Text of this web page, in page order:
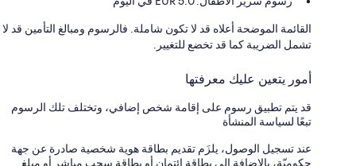
القائمة الموضحة أعلاه قد لا تكون شاملة. فالرسوم ومبالغ التأمين قد لا
تشمل الضريبة كما قد تخضع للتغيير.
أمور يتعين عليك معرفتها
قد يتم تطبيق رسوم على إقامة شخص إضافي، وتختلف تلك الرسوم
تبعًا لسياسة المنشأة
عند تسجيل الوصول، يلزَم تقديم بطاقة هوية شخصية صادرة عن جهة
حكوميّة، بالإضافة إلى بطاقة ائتمان أو بطاقة سحب مباشر أو مبلغ